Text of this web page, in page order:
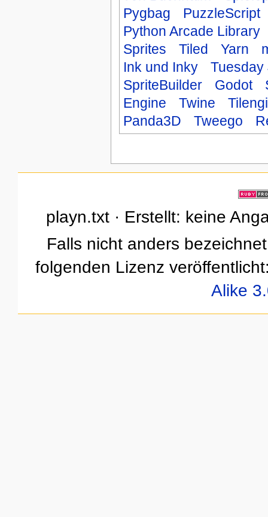
Pygbag
PuzzleScript
Python Arcade Library
Sprites
Tiled Yarn
Ink und Inky
Tuesday
SpriteBuilder
Godot
Engine
Twine
Panda3D
Tweego
playn.txt · Erstellt: keine
Falls nicht anders
folgenden Lizenz
Alike